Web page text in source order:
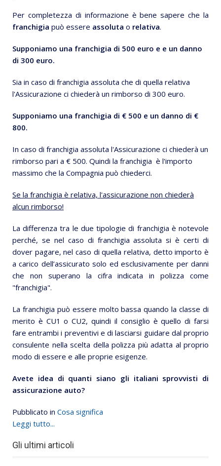
Per completezza di informazione è bene sapere che la
franchigia può essere assoluta o relativa.
Supponiamo una franchigia di 500 euro e e un danno
di 300 euro.
Sia in caso di franchigia assoluta che di quella relativa
l'Assicurazione ci chiederà un rimborso di 300 euro.
Supponiamo una franchigia di € 500 e un danno di €
800.
In caso di franchigia assoluta l'Assicurazione ci chiederà un
rimborso pari a € 500. Quindi la franchigia è l'importo
massimo che la Compagnia può chiederci.
Se la franchigia è relativa, l'assicurazione non chiederà
alcun rimborso!
La differenza tra le due tipologie di franchigia è notevole
perché, se nel caso di franchigia assoluta si è certi di
dover pagare, nel caso di quella relativa, detto importo è
a carico dell’assicurato solo ed esclusivamente per danni
che non superano la cifra indicata in polizza come
"franchigia".
La franchigia può essere molto bassa quando la classe di
merito è CU1 o CU2, quindi il consiglio è quello di farsi
fare entrambi i preventivi e di lasciarsi guidare dal proprio
consulente nella scelta della polizza più adatta al proprio
modo di essere e alle proprie esigenze.
Avete idea di quanti siano gli italiani sprovvisti di
assicurazione auto?
Pubblicato in Cosa significa
Leggi tutto...
Gli ultimi articoli